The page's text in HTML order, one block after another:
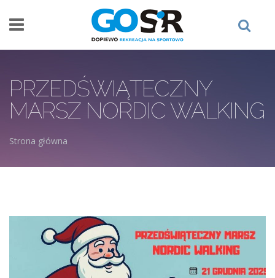
PRZEDŚWIĄTECZNY
MARSZ NORDIC WALKING
Strona główna
21_grudnia_2025.jpg